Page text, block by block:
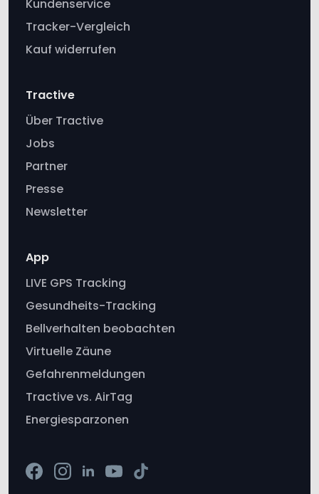
Kauf widerrufen
Tractive
Jobs
Partner
Presse
Newsletter
App
Gesundheits-Tracking
Bellverhalten beobachten
Virtuelle Zäune
Gefahrenmeldungen
Tractive vs. AirTag
Energiesparzonen